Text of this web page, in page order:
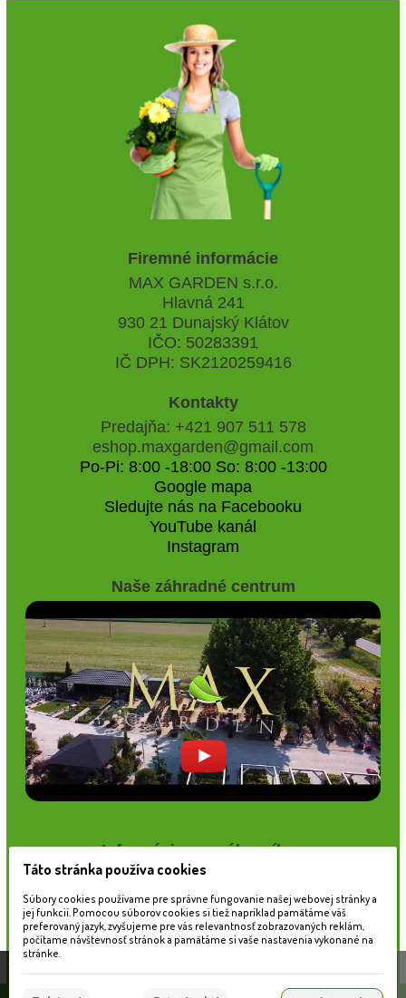
Firemné informácie
MAX GARDEN s.r.o.
Hlavná 241
930 21 Dunajský Klátov
IČO: 50283391
IČ DPH: SK2120259416
Kontakty
Predajňa: +421 907 511 578
eshop.maxgarden@gmail.com
Po-Pi: 8:00 -18:00 So: 8:00 -13:00
Google mapa
Sledujte nás na Facebooku
YouTube kanál
Instagram
Naše záhradné centrum
Informácie pre zákazníkov
Blog
Obchodné podmienky
Ochrana osobných údajov
Platobné možnosti
Táto stránka používa súbory cookies, ktoré nám
pomáhajú poskytovať služby. Používaním našich
Táto stránka používa cookies
Súbory cookies používame pre správne fungovanie našej webovej stránky a
jej funkcií. Pomocou súborov cookies si tiež napríklad pamätáme váš
preferovaný jazyk, zvyšujeme pre vás relevantnosť zobrazovaných reklám,
počítame návštevnosť stránok a pamätáme si vaše nastavenia vykonané na
stránke.